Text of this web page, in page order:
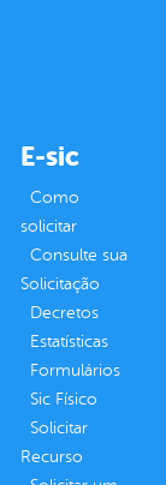
E-sic
Como
solicitar
Consulte sua
Solicitação
Decretos
Estatísticas
Formulários
Sic Físico
Solicitar
Recurso